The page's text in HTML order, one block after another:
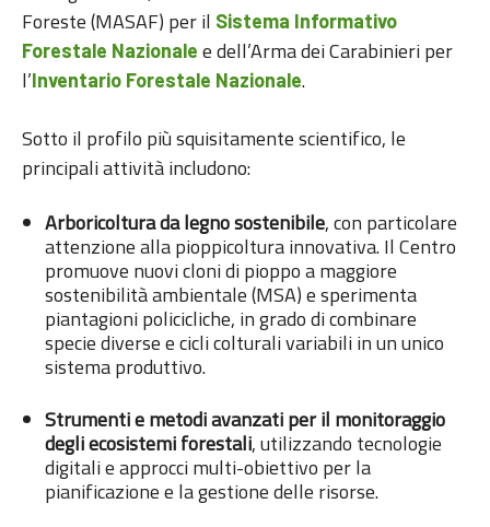
Foreste (MASAF) per il Sistema Informativo
Forestale Nazionale e dell’Arma dei Carabinieri per
l’Inventario Forestale Nazionale.
Sotto il profilo più squisitamente scientifico, le
principali attività includono:
Arboricoltura da legno sostenibile, con particolare
attenzione alla pioppicoltura innovativa. Il Centro
promuove nuovi cloni di pioppo a maggiore
sostenibilità ambientale (MSA) e sperimenta
piantagioni policicliche, in grado di combinare
specie diverse e cicli colturali variabili in un unico
sistema produttivo.
Strumenti e metodi avanzati per il monitoraggio
degli ecosistemi forestali, utilizzando tecnologie
digitali e approcci multi-obiettivo per la
pianificazione e la gestione delle risorse.